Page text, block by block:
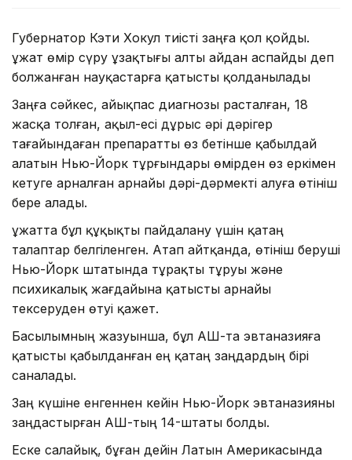
Губернатор Кэти Хокул тиісті заңға қол қойды.
Құжат өмір сүру ұзақтығы алты айдан аспайды деп
болжанған науқастарға қатысты қолданылады
Заңға сәйкес, айықпас диагнозы расталған, 18
жасқа толған, ақыл-есі дұрыс әрі дәрігер
тағайындаған препаратты өз бетінше қабылдай
алатын Нью-Йорк тұрғындары өмірден өз еркімен
кетуге арналған арнайы дәрі-дәрмекті алуға өтініш
бере алады.
Құжатта бұл құқықты пайдалану үшін қатаң
талаптар белгіленген. Атап айтқанда, өтініш беруші
Нью-Йорк штатында тұрақты тұруы және
психикалық жағдайына қатысты арнайы
тексеруден өтуі қажет.
Басылымның жазуынша, бұл АҚШ-та эвтаназияға
қатысты қабылданған ең қатаң заңдардың бірі
саналады.
Заң күшіне енгеннен кейін Нью-Йорк эвтаназияны
заңдастырған АҚШ-тың 14-штаты болды.
Еске салайық, бұған дейін Латын Америкасында